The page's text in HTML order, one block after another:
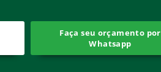
Faça seu orçamento por
Whatsapp